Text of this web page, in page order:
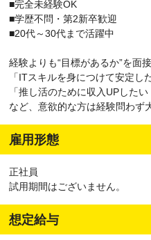
■完全未経験OK
■学歴不問・第2新卒歓迎
■20代～30代まで活躍中
経験よりも“目標があるか”を面
「ITスキルを身につけて安定し
「推し活のために収入UPしたい
など、意欲的な方は経験問わず
雇用形態
正社員
試用期間はございません。
想定給与